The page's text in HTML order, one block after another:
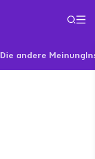
Die andere Meinung